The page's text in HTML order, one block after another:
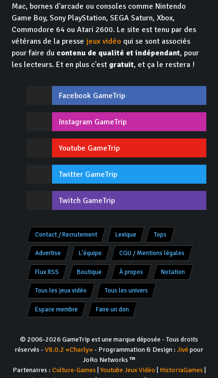
Mac, bornes d'arcade ou consoles comme Nintendo
Game Boy, Sony PlayStation, SEGA Saturn, Xbox,
Commodore 64 ou Atari 2600. Le site est tenu par des
vétérans de la presse jeux vidéo qui se sont associés
pour faire du contenu de qualité et indépendant, pour
les lecteurs. Et en plus c'est gratuit, et ça le restera !
Facebook GameTrip
Instagram GameTrip
Youtube GameTrip
Twitter GameTrip
Twitch GameTrip
Contact / Recrutement Lexique Tops
Advertise L'équipe CGU / Mentions légales
Flux RSS Boutique À propos Notation
Tous les jeux vidéo Tous les univers
Espace membre Faire un don
© 2006-2026 GameTrip est une marque déposée - Tous droits
réservés -V8.0.2 «Charly»- Programmation & Design : Jivépour
JoRo Networks ™
Partenaires : Culture-Games Youtube Jeux Vidéo| HistoriaGames